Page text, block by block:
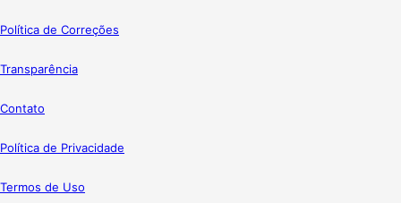
Política de Correções
Transparência
Contato
Política de Privacidade
Termos de Uso